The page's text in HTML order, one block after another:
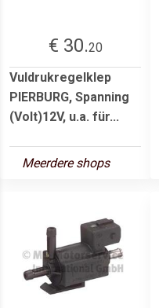
€ 30.20
Vuldrukregelklep
PIERBURG, Spanning
(Volt)12V, u.a. für...
Meerdere shops